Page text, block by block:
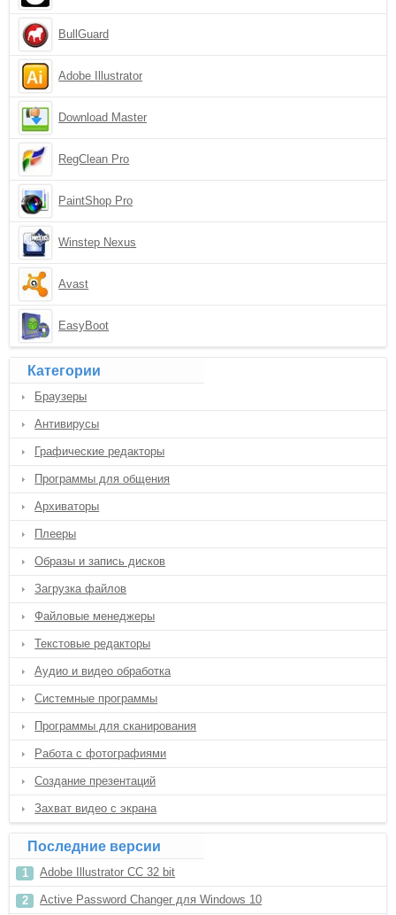
BullGuard
Adobe Illustrator
Download Master
RegClean Pro
PaintShop Pro
Winstep Nexus
Avast
EasyBoot
Категории
Браузеры
Антивирусы
Графические редакторы
Программы для общения
Архиваторы
Плееры
Образы и запись дисков
Загрузка файлов
Файловые менеджеры
Текстовые редакторы
Аудио и видео обработка
Системные программы
Программы для сканирования
Работа с фотографиями
Создание презентаций
Захват видео с экрана
Последние версии
Adobe Illustrator CC 32 bit
Active Password Changer для Windows 10